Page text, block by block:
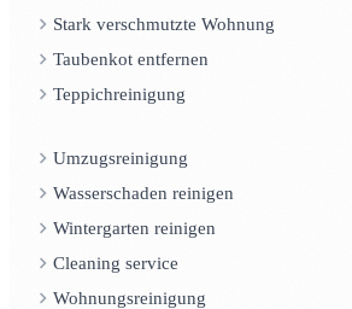
Stark verschmutzte Wohnung
Taubenkot entfernen
Teppichreinigung
Umzugsreinigung
Wasserschaden reinigen
Wintergarten reinigen
Cleaning service
Wohnungsreinigung